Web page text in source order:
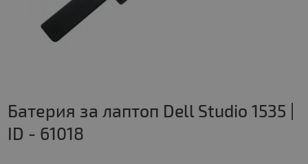
Батерия за лаптоп Dell Studio 1535 |
ID - 61018